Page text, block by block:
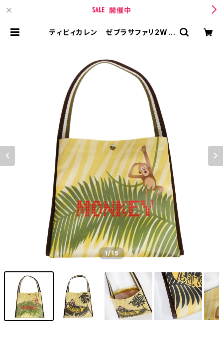
開催中
ティピィカレン ゼブラサファリ2WA
1/15